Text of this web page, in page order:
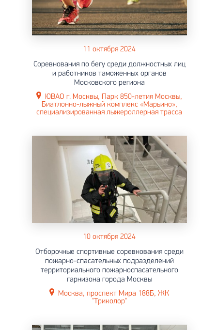
11 октября 2024
Соревнования по бегу среди должностных лиц
и работников таможенных органов
Московского региона
ЮВАО г. Москвы, Парк 850-летия Москвы,
Биатлонно-лыжный комплекс «Марьино»,
специализированная лыжероллерная трасса
10 октября 2024
Отборочные спортивные соревнования среди
пожарно-спасательных подразделений
территориального пожарноспасательного
гарнизона города Москвы
Москва, проспект Мира 188Б, ЖК
"Триколор"